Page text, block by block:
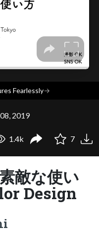
Fearlessly→
2019
1.4k 7
敵な使い
Design